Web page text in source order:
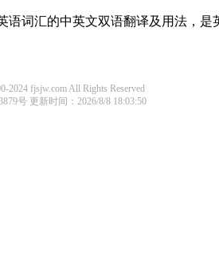
词汇的中英文双语翻译及用法，是
2024 fjsjw.com All Rights Reserved
号更新时间：2026/8/8 18:03:50